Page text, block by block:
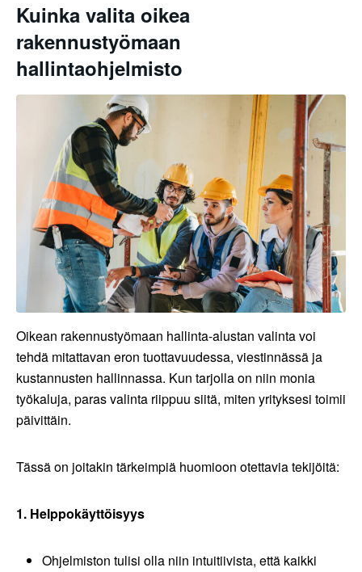
Kuinka valita oikea
rakennustyömaan
hallintaohjelmisto
Oikean rakennustyömaan hallinta-alustan valinta voi
tehdä mitattavan eron tuottavuudessa, viestinnässä ja
kustannusten hallinnassa. Kun tarjolla on niin monia
työkaluja, paras valinta riippuu siitä, miten yrityksesi toimii
päivittäin.
Tässä on joitakin tärkeimpiä huomioon otettavia tekijöitä:
1. Helppokäyttöisyys
Ohjelmiston tulisi olla niin intuitiivista, että kaikki